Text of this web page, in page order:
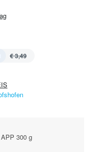
€ 3,49
300 g